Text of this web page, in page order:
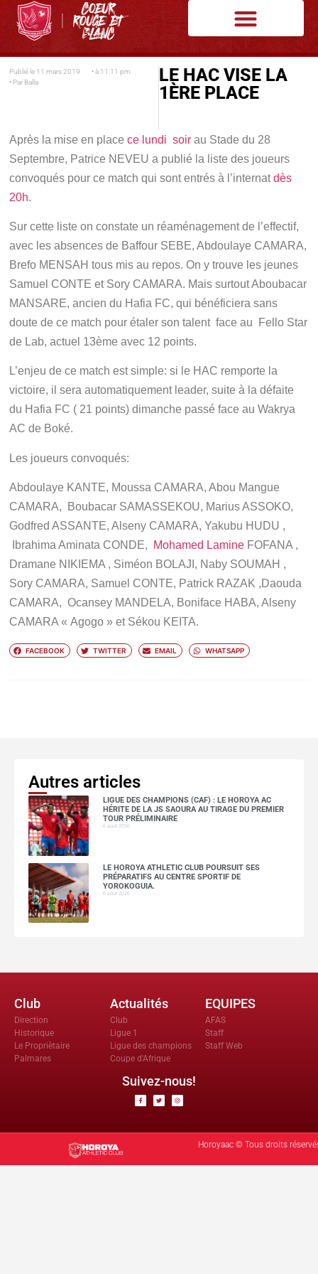
Publié le 11 mars 2019 • à 11:11 pm
• Par Balla
LE HAC VISE LA
1ÈRE PLACE
Après la mise en placece lundi soir au Stade du 28
Septembre, Patrice NEVEU a publié la liste des joueurs
convoqués pour ce match qui sont entrés à l’internatdès
20h.
Sur cette liste on constate un réaménagement de l’effectif,
avec les absences de Baffour SEBE, Abdoulaye CAMARA,
Brefo MENSAH tous mis au repos. On y trouve les jeunes
Samuel CONTE et Sory CAMARA. Mais surtout Aboubacar
MANSARE, ancien du Hafia FC, qui bénéficiera sans
doute de ce match pour étaler son talent face au Fello Star
de Lab, actuel 13ème avec 12 points.
L’enjeu de ce match est simple: si le HAC remporte la
victoire, il sera automatiquement leader, suite à la défaite
du Hafia FC ( 21 points) dimanche passé face au Wakrya
AC de Boké.
Les joueurs convoqués:
Abdoulaye KANTE, Moussa CAMARA, Abou Mangue
CAMARA, Boubacar SAMASSEKOU, Marius ASSOKO,
Godfred ASSANTE, Alseny CAMARA, Yakubu HUDU ,
Ibrahima Aminata CONDE, Mohamed Lamine FOFANA ,
Dramane NIKIEMA , Siméon BOLAJI, Naby SOUMAH ,
Sory CAMARA, Samuel CONTE, Patrick RAZAK ,Daouda
CAMARA, Ocansey MANDELA, Boniface HABA, Alseny
CAMARA « Agogo » et Sékou KEITA.
FACEBOOK TWITTER EMAIL WHATSAPP
Autres articles
LIGUE DES CHAMPIONS (CAF) : LE HOROYA AC
HÉRITE DE LA JS SAOURA AU TIRAGE DU PREMIER
TOUR PRÉLIMINAIRE
6 août 2026
LE HOROYA ATHLETIC CLUB POURSUIT SES
PRÉPARATIFS AU CENTRE SPORTIF DE
YOROKOGUIA.
6 août 2026
Club
Direction
Historique
Le Propriètaire
Palmares
Actualités
Club
Ligue 1
Ligue des champions
Coupe d'Afrique
EQUIPES
AFAS
Staff
Staff Web
Suivez-nous!
Horoyaac © Tous droits